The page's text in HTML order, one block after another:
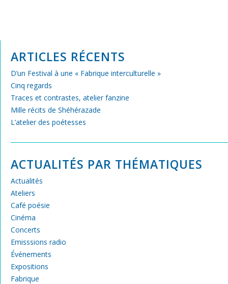
ARTICLES RÉCENTS
D’un Festival à une « Fabrique interculturelle »
Cinq regards
Traces et contrastes, atelier fanzine
Mille récits de Shéhérazade
L’atelier des poétesses
ACTUALITÉS PAR THÉMATIQUES
Actualités
Ateliers
Café poésie
Cinéma
Concerts
Emisssions radio
Événements
Expositions
Fabrique